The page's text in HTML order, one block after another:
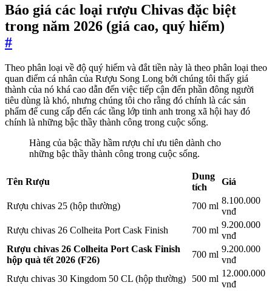
Báo giá các loại rượu Chivas đặc biệt
trong năm 2026 (giá cao, quý hiếm)
#
Theo phân loại về độ quý hiếm và đắt tiền này là theo phân loại theo
quan điểm cá nhân của Rượu Song Long bởi chúng tôi thấy giá
thành của nó khá cao dẫn đến việc tiếp cận đến phần đông người
tiêu dùng là khó, nhưng chúng tôi cho rằng đó chính là các sản
phẩm để cung cấp đến các tầng lớp tinh anh trong xã hội hay đó
chính là những bậc thầy thành công trong cuộc sống.
Hàng của bậc thầy hầm rượu chỉ ưu tiên dành cho
những bậc thầy thành công trong cuộc sống.
Tên Rượu
Dung
tích
Giá
Rượu chivas 25 (hộp thường) 700 ml
8.100.000
vnđ
Rượu chivas 26 Colheita Port Cask Finish
700 ml
9.200.000
vnđ
Rượu chivas 26 Colheita Port Cask Finish
hộp quà tết 2026 (F26)
700 ml
9.200.000
vnđ
Rượu chivas 30 Kingdom 50 CL (hộp thường)
500 ml
12.000.000
vnđ